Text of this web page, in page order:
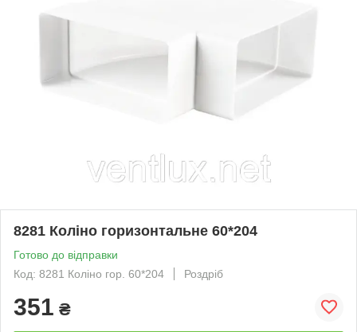
8281 Коліно горизонтальне 60*204
Готово до відправки
Код: 8281 Коліно гор. 60*204
Роздріб
351 ₴